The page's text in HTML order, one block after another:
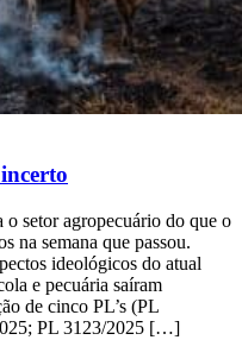
setor agropecuário do que o
na semana que passou.
ideológicos do atual
e pecuária saíram
de cinco PL’s (PL
PL 3123/2025 […]